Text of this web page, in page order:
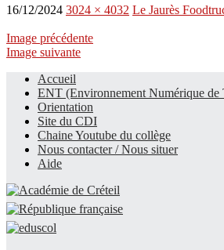
16/12/2024 3024 × 4032 Le Jaurès
Image précédente
Image suivante
Le site du collège
Accueil
ENT (Environnement Numérique de
Orientation
Site du CDI
Chaine Youtube du collège
Nous contacter / Nous situer
Aide